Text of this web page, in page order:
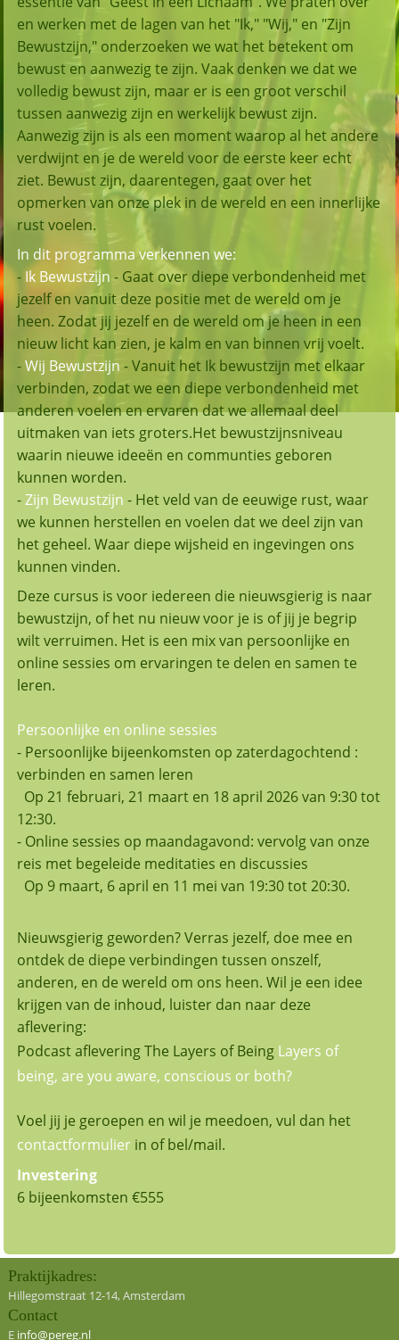
en werken met de lagen van het "Ik," "Wij," en "Zijn
Bewustzijn," onderzoeken we wat het betekent om
bewust en aanwezig te zijn. Vaak denken we dat we
volledig bewust zijn, maar er is een groot verschil
tussen aanwezig zijn en werkelijk bewust zijn.
Aanwezig zijn is als een moment waarop al het andere
verdwijnt en je de wereld voor de eerste keer echt
ziet. Bewust zijn, daarentegen, gaat over het
opmerken van onze plek in de wereld en een innerlijke
rust voelen.
In dit programma verkennen we:
- Ik Bewustzijn - Gaat over diepe verbondenheid met
jezelf en vanuit deze positie met de wereld om je
heen. Zodat jij jezelf en de wereld om je heen in een
nieuw licht kan zien, je kalm en van binnen vrij voelt.
-Wij Bewustzijn - Vanuit het Ik bewustzijn met elkaar
verbinden, zodat we een diepe verbondenheid met
anderen voelen en ervaren dat we allemaal deel
uitmaken van iets groters.Het bewustzijnsniveau
waarin nieuwe ideeën en communties geboren
kunnen worden.
-Zijn Bewustzijn - Het veld van de eeuwige rust, waar
we kunnen herstellen en voelen dat we deel zijn van
het geheel. Waar diepe wijsheid en ingevingen ons
kunnen vinden.
Deze cursus is voor iedereen die nieuwsgierig is naar
bewustzijn, of het nu nieuw voor je is of jij je begrip
wilt verruimen. Het is een mix van persoonlijke en
online sessies om ervaringen te delen en samen te
leren.
Persoonlijke en online sessies
- Persoonlijke bijeenkomsten op zaterdagochtend :
verbinden en samen leren
Op 21 februari, 21 maart en 18 april 2026 van 9:30 tot
12:30.
- Online sessies op maandagavond: vervolg van onze
reis met begeleide meditaties en discussies
Op 9 maart, 6 april en 11 mei van 19:30 tot 20:30.
Nieuwsgierig geworden? Verras jezelf, doe mee en
ontdek de diepe verbindingen tussen onszelf,
anderen, en de wereld om ons heen.Wil je een idee
krijgen van de inhoud, luister dan naar deze
aflevering:
Podcast aflevering The Layers of Being Layers of
being, are you aware, conscious or both?
Voel jij je geroepen en wil je meedoen, vul dan het
contactformulier in of bel/mail.
Investering
6 bijeenkomsten €555
Praktijkadres:
Hillegomstraat 12-14, Amsterdam
Contact
E info@pereg.nl